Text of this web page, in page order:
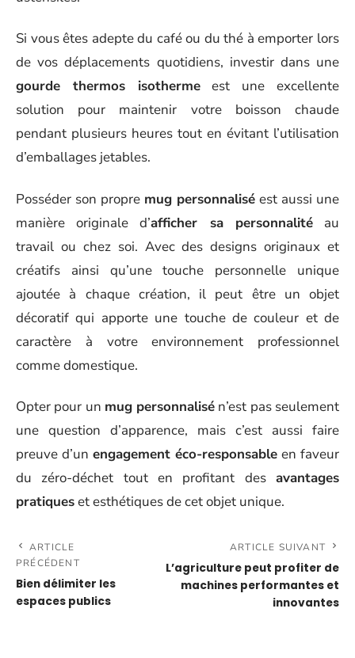
Si vous êtes adepte du café ou du thé à emporter lors
de vos déplacements quotidiens, investir dans une
gourde thermos isothermeest une excellente
solution pour maintenir votre boisson chaude
pendant plusieurs heures tout en évitant l’utilisation
d’emballages jetables.
Posséder son propre mug personnalisé est aussi une
manière originale d’afficher sa personnalitéau
travail ou chez soi. Avec des designs originaux et
créatifs ainsi qu’une touche personnelle unique
ajoutée à chaque création, il peut être un objet
décoratif qui apporte une touche de couleur et de
caractère à votre environnement professionnel
comme domestique.
Opter pour un mug personnalisé n’est pas seulement
une question d’apparence, mais c’est aussi faire
preuve d’un engagement éco-responsable en faveur
du zéro-déchet tout en profitant des avantages
pratiqueset esthétiques de cet objet unique.
ARTICLE
PRÉCÉDENT
Bien délimiter les
espaces publics
ARTICLE SUIVANT
L’agriculture peut profiter de
machines performantes et
innovantes